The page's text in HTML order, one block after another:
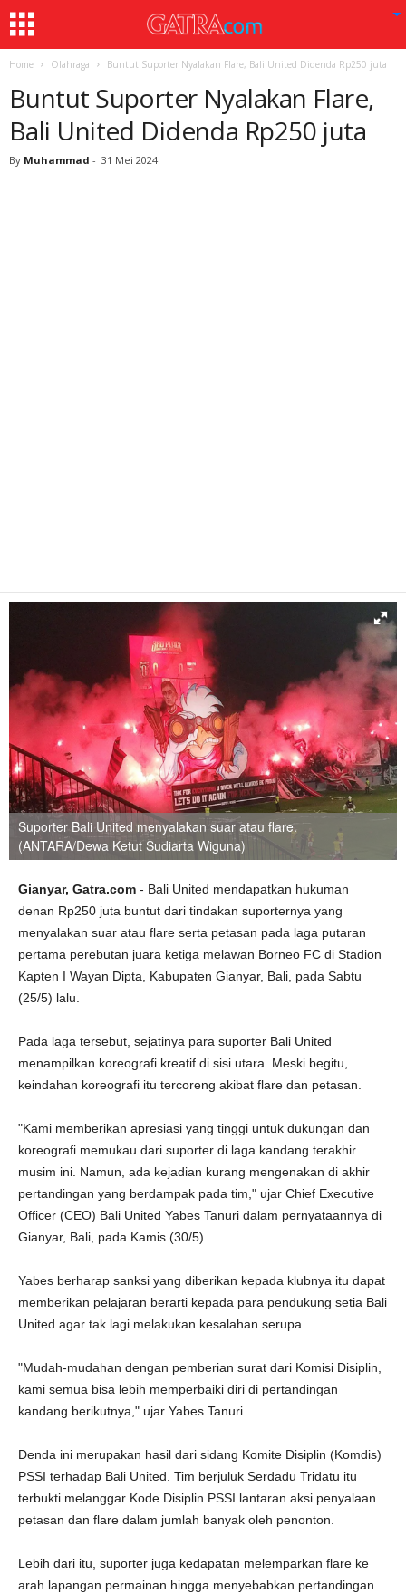
Home Olahraga Buntut Suporter Nyalakan Flare, Bali United Didenda Rp250 juta
Buntut Suporter Nyalakan Flare,
Bali United Didenda Rp250 juta
By Muhammad - 31 Mei 2024
Suporter Bali United menyalakan suar atau flare.
(ANTARA/Dewa Ketut Sudiarta Wiguna)
Gianyar, Gatra.com - Bali United mendapatkan hukuman
denan Rp250 juta buntut dari tindakan suporternya yang
menyalakan suar atau flare serta petasan pada laga putaran
pertama perebutan juara ketiga melawan Borneo FC di Stadion
Kapten I Wayan Dipta, Kabupaten Gianyar, Bali, pada Sabtu
(25/5) lalu.
Pada laga tersebut, sejatinya para suporter Bali United
menampilkan koreografi kreatif di sisi utara. Meski begitu,
keindahan koreografi itu tercoreng akibat flare dan petasan.
"Kami memberikan apresiasi yang tinggi untuk dukungan dan
koreografi memukau dari suporter di laga kandang terakhir
musim ini. Namun, ada kejadian kurang mengenakan di akhir
pertandingan yang berdampak pada tim," ujar Chief Executive
Officer (CEO) Bali United Yabes Tanuri dalam pernyataannya di
Gianyar, Bali, pada Kamis (30/5).
Yabes berharap sanksi yang diberikan kepada klubnya itu dapat
memberikan pelajaran berarti kepada para pendukung setia Bali
United agar tak lagi melakukan kesalahan serupa.
"Mudah-mudahan dengan pemberian surat dari Komisi Disiplin,
kami semua bisa lebih memperbaiki diri di pertandingan
kandang berikutnya," ujar Yabes Tanuri.
Denda ini merupakan hasil dari sidang Komite Disiplin (Komdis)
PSSI terhadap Bali United. Tim berjuluk Serdadu Tridatu itu
terbukti melanggar Kode Disiplin PSSI lantaran aksi penyalaan
petasan dan flare dalam jumlah banyak oleh penonton.
Lebih dari itu, suporter juga kedapatan melemparkan flare ke
arah lapangan permainan hingga menyebabkan pertandingan